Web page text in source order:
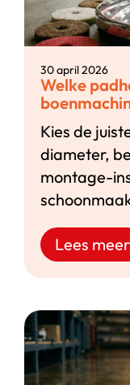
30 april 2026
Welke
Kies de
diameter,
montage-
Lees meer